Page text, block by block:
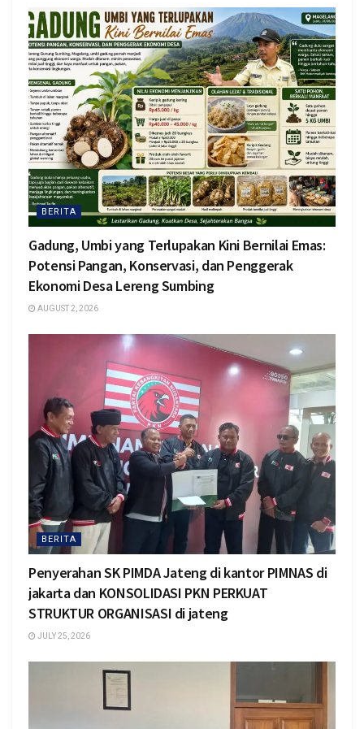
BERITA
Gadung, Umbi yang Terlupakan Kini Bernilai Emas:
Potensi Pangan, Konservasi, dan Penggerak
Ekonomi Desa Lereng Sumbing
AUGUST 2, 2026
BERITA
Penyerahan SK PIMDA Jateng di kantor PIMNAS di
jakarta dan KONSOLIDASI PKN PERKUAT
STRUKTUR ORGANISASI di jateng
JULY 25, 2026